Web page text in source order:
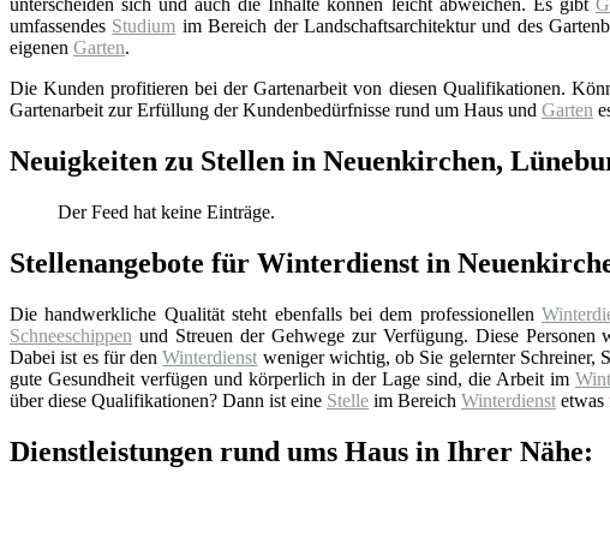
unterscheiden sich und auch die Inhalte können leicht abweichen. Es gibt
umfassendes Studium im Bereich der Landschaftsarchitektur und des
eigenen Garten.
Die Kunden profitieren bei der Gartenarbeit von diesen Qualifikationen.
Gartenarbeit zur Erfüllung der Kundenbedürfnisse rund um Haus und Garten
Neuigkeiten zu Stellen in Neuenkirchen,
Der Feed hat keine Einträge.
Stellenangebote für Winterdienst in
Die handwerkliche Qualität steht ebenfalls bei dem professionellen
Schneeschippen und Streuen der Gehwege zur Verfügung. Diese
Dabei ist es für denWinterdienst weniger wichtig, ob Sie gelernter Schreiner,
gute Gesundheit verfügen und körperlich in der Lage sind, die Arbeit im
über diese Qualifikationen? Dann ist eine Stelle im Bereich Winterdienst etwas
Dienstleistungen rund ums Haus in Ihrer Nähe: